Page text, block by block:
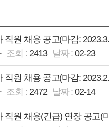
직원 채용 공고(마감:
2413 02-23
직원 채용 공고(마감:
2472 02-14
직원 채용(긴급) 연장 공고(